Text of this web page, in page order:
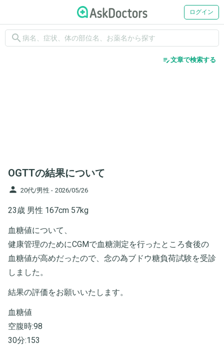
ログイン
search
edit_note文章で検索する
OGTTの結果について
person 20代/男性 - 2026/05/26
23歳 男性 167cm 57kg
血糖値について、
健康管理のためにCGMで血糖測定を行ったところ食後の
血糖値が高めだったので、念の為ブドウ糖負荷試験を受診
しました。
結果の評価をお願いいたします。
血糖値
空腹時:98
30分:153